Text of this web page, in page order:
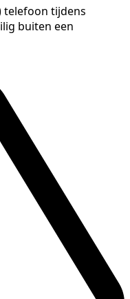
telefoon tijdens
buiten een